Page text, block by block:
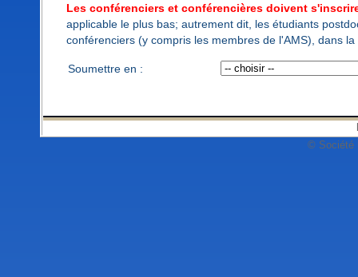
Les conférenciers et conférencières doivent
applicable le plus bas; autrement dit, les étudiants
conférenciers (y compris les membres de l'AMS), dans
Soumettre en :
© Société